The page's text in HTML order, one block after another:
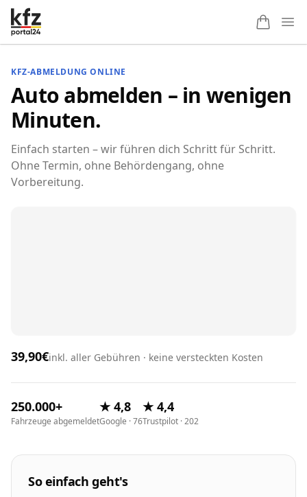
KFZ-ABMELDUNG ONLINE
Auto abmelden – in wenigen
Minuten.
Einfach starten – wir führen dich Schritt für Schritt.
Ohne Termin, ohne Behördengang, ohne
Vorbereitung.
39,90€inkl. aller Gebühren · keine versteckten Kosten
250.000+
Fahrzeuge abgemeldet
★ 4,8
Google · 76
★ 4,4
Trustpilot · 202
So einfach geht's